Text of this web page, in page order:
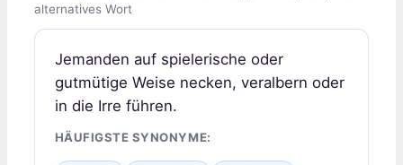
alternatives Wort
Jemanden auf spielerische oder
gutmütige Weise necken, veralbern oder
in die Irre führen.
HÄUFIGSTE SYNONYME: